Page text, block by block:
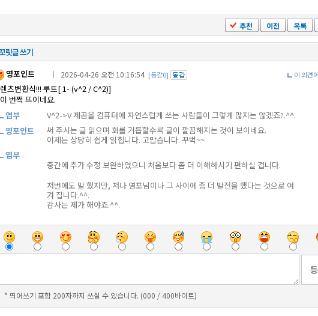
추천 이전 목록
릿글 쓰기
영포인트
｜ 2026-04-26 오전 10:16:54 [동감0] 이 의견
츠변환식!!! 루트[ 1- (v^2 / C^2)]
번쩍 뜨이네요.
엽부
V^2->V 제곱을 컴퓨터에 자연스럽게 쓰는 사람들이 그렇게 많지는 않겠죠?.^^.
영포인트
써 주시는 글 읽으며 회를 거듭할수록 글이 깔끔해지는 것이 보이네요.
이제는 상당히 쉽게 읽힙니다. 고맙습니다. 꾸벅~~
엽부
중간에 추가 수정 보완하였으니 처음보다 좀 더 이해하시기 편하실 겁니다.
저번에도 말 했지만, 저나 영포님이나 그 사이에 좀 더 발전을 했다는 것으로 여
겨 집니다.^^.
감사는 제가 해야죠.^^.
* 띄어쓰기 포함 200자까지 쓰실 수 있습니다. (000 / 400바이트)